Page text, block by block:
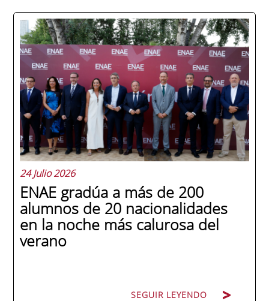
24 Julio 2026
ENAE gradúa a más de 200
alumnos de 20 nacionalidades
en la noche más calurosa del
verano
SEGUIR LEYENDO